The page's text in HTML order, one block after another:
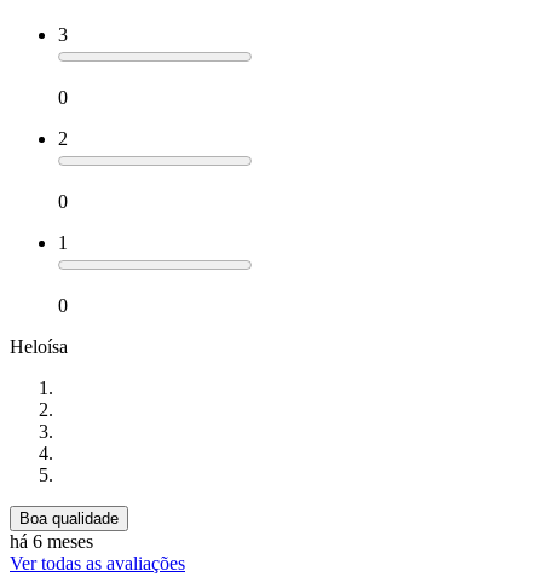
3
0
2
0
1
0
Heloísa
Boa qualidade
há 6 meses
Ver todas as avaliações